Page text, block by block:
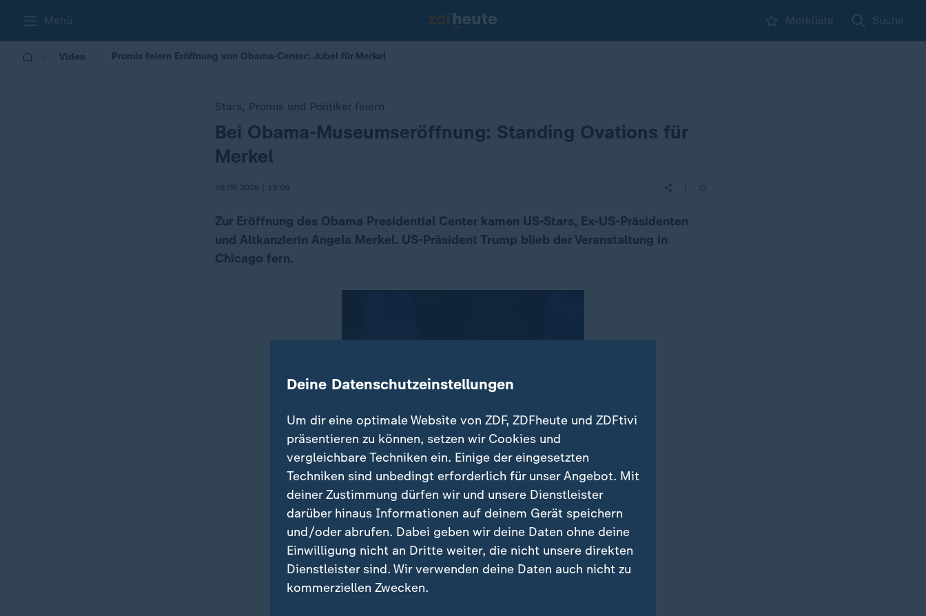
Menü Merkliste Suche
Video Promis feiern Eröffnung von Obama-Center: Jubel für Merkel
Stars, Promis und Politiker feiern
:Bei Obama-Museumseröffnung: Standing Ovations für
Merkel
19.06.2026 | 13:09
Zur Eröffnung des Obama Presidential Center kamen US-Stars, Ex-US-Präsidenten
und Altkanzlerin Angela Merkel. US-Präsident Trump blieb der Veranstaltung in
Chicago fern.
Deine Datenschutzeinstellungen
Um dir eine optimale Website von ZDF, ZDFheute und ZDFtivi
präsentieren zu können, setzen wir Cookies und
vergleichbare Techniken ein. Einige der eingesetzten
Techniken sind unbedingt erforderlich für unser Angebot. Mit
deiner Zustimmung dürfen wir und unsere Dienstleister
darüber hinaus Informationen auf deinem Gerät speichern
und/oder abrufen. Dabei geben wir deine Daten ohne deine
Einwilligung nicht an Dritte weiter, die nicht unsere direkten
Dienstleister sind. Wir verwenden deine Daten auch nicht zu
kommerziellen Zwecken.